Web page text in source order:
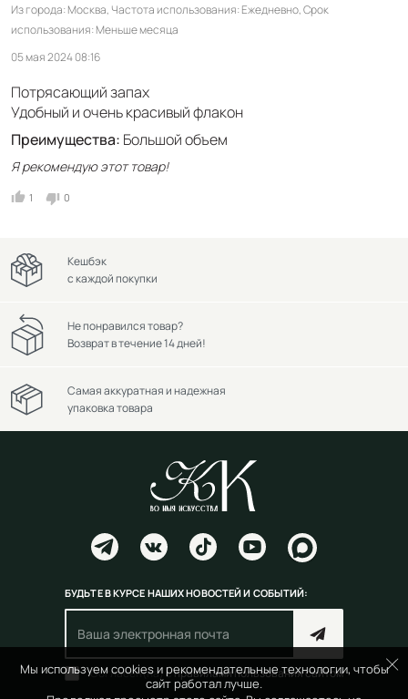
Из города Москва Частота использования Ежедневно Срок
использования Меньше месяца
05 мая 2024 08:16
Потрясающий запах
Удобный и очень красивый флакон
Преимущества: Большой объем
Я рекомендую этот товар!
1 0
Мы используем cookies и рекомендательные технологии, чтобы
сайт работал лучше.
Кешбэк
с каждой покупки
Не понравился товар?
Возврат в течение 14 дней!
Самая аккуратная и надежная
упаковка товара
БУДЬТЕ В КУРСЕ НАШИХ НОВОСТЕЙ И СОБЫТИЙ:
Согласен(на) справилами пользования сайтом